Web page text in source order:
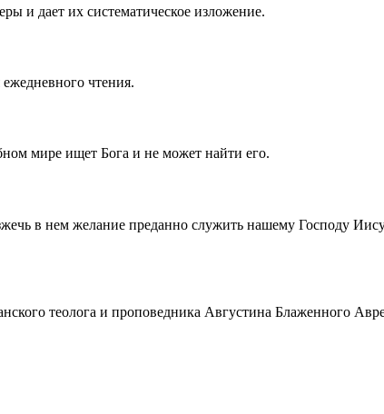
и дает их систематическое изложение.
чтения.
мире ищет Бога и не может найти его.
в нем желание преданно служить нашему Господу
теолога и проповедника Августина Блаженного